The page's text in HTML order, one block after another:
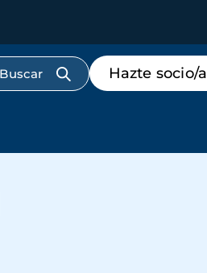
Menú
de
destacados
Hazte socio/a